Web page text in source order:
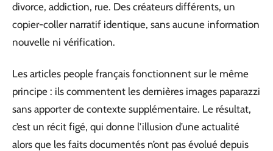
divorce, addiction, rue. Des créateurs différents, un
copier-coller narratif identique, sans aucune information
nouvelle ni vérification.
Les articles people français fonctionnent sur le même
principe : ils commentent les dernières images paparazzi
sans apporter de contexte supplémentaire. Le résultat,
c’est un récit figé, qui donne l’illusion d’une actualité
alors que les faits documentés n’ont pas évolué depuis